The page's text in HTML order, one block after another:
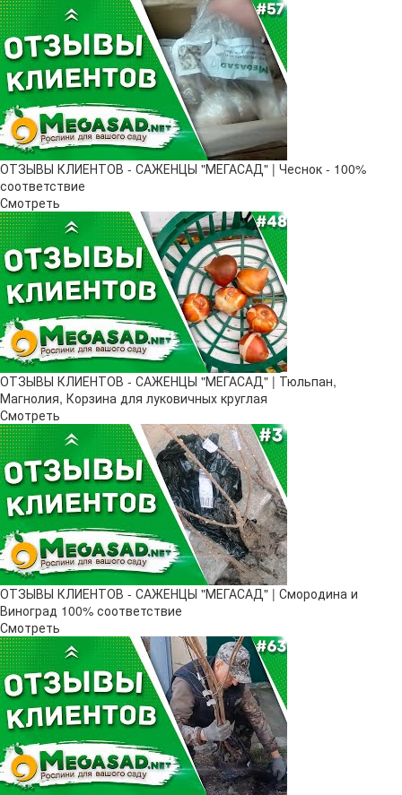
ОТЗЫВЫ КЛИЕНТОВ - САЖЕНЦЫ "МЕГАСАД" | Чеснок - 100%
соответствие
Смотреть
ОТЗЫВЫ КЛИЕНТОВ - САЖЕНЦЫ "МЕГАСАД" | Тюльпан,
Магнолия, Корзина для луковичных круглая
Смотреть
ОТЗЫВЫ КЛИЕНТОВ - САЖЕНЦЫ "МЕГАСАД" | Смородина и
Виноград 100% соответствие
Смотреть